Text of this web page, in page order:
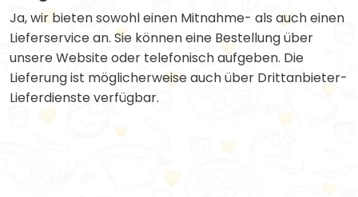
Ja, wir bieten sowohl einen Mitnahme- als auch einen
Lieferservice an. Sie können eine Bestellung über
unsere Website oder telefonisch aufgeben. Die
Lieferung ist möglicherweise auch über Drittanbieter-
Lieferdienste verfügbar.